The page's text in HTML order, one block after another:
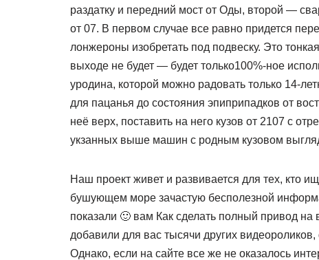
раздатку и передний мост от Оды, второй —
от 07. В первом случае все равно придется
лонжероны изобретать под подвеску. Это
выходе не будет — будет только100%-ное
уродина, которой можно радовать только 14-
для пацанья до состояния эпиприпадков от
неё верх, поставить на него кузов от 2107 с
укзанных выше машин с родным кузовом
Наш проект живет и развивается для тех, кто
бушующем море зачастую бесполезной
показали 🙂 вам Как сделать полный привод
добавили для вас тысячи других
Однако, если на сайте все же не оказалось